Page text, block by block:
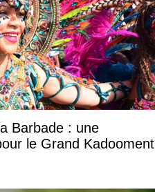
Barbade : une
le Grand Kadooment